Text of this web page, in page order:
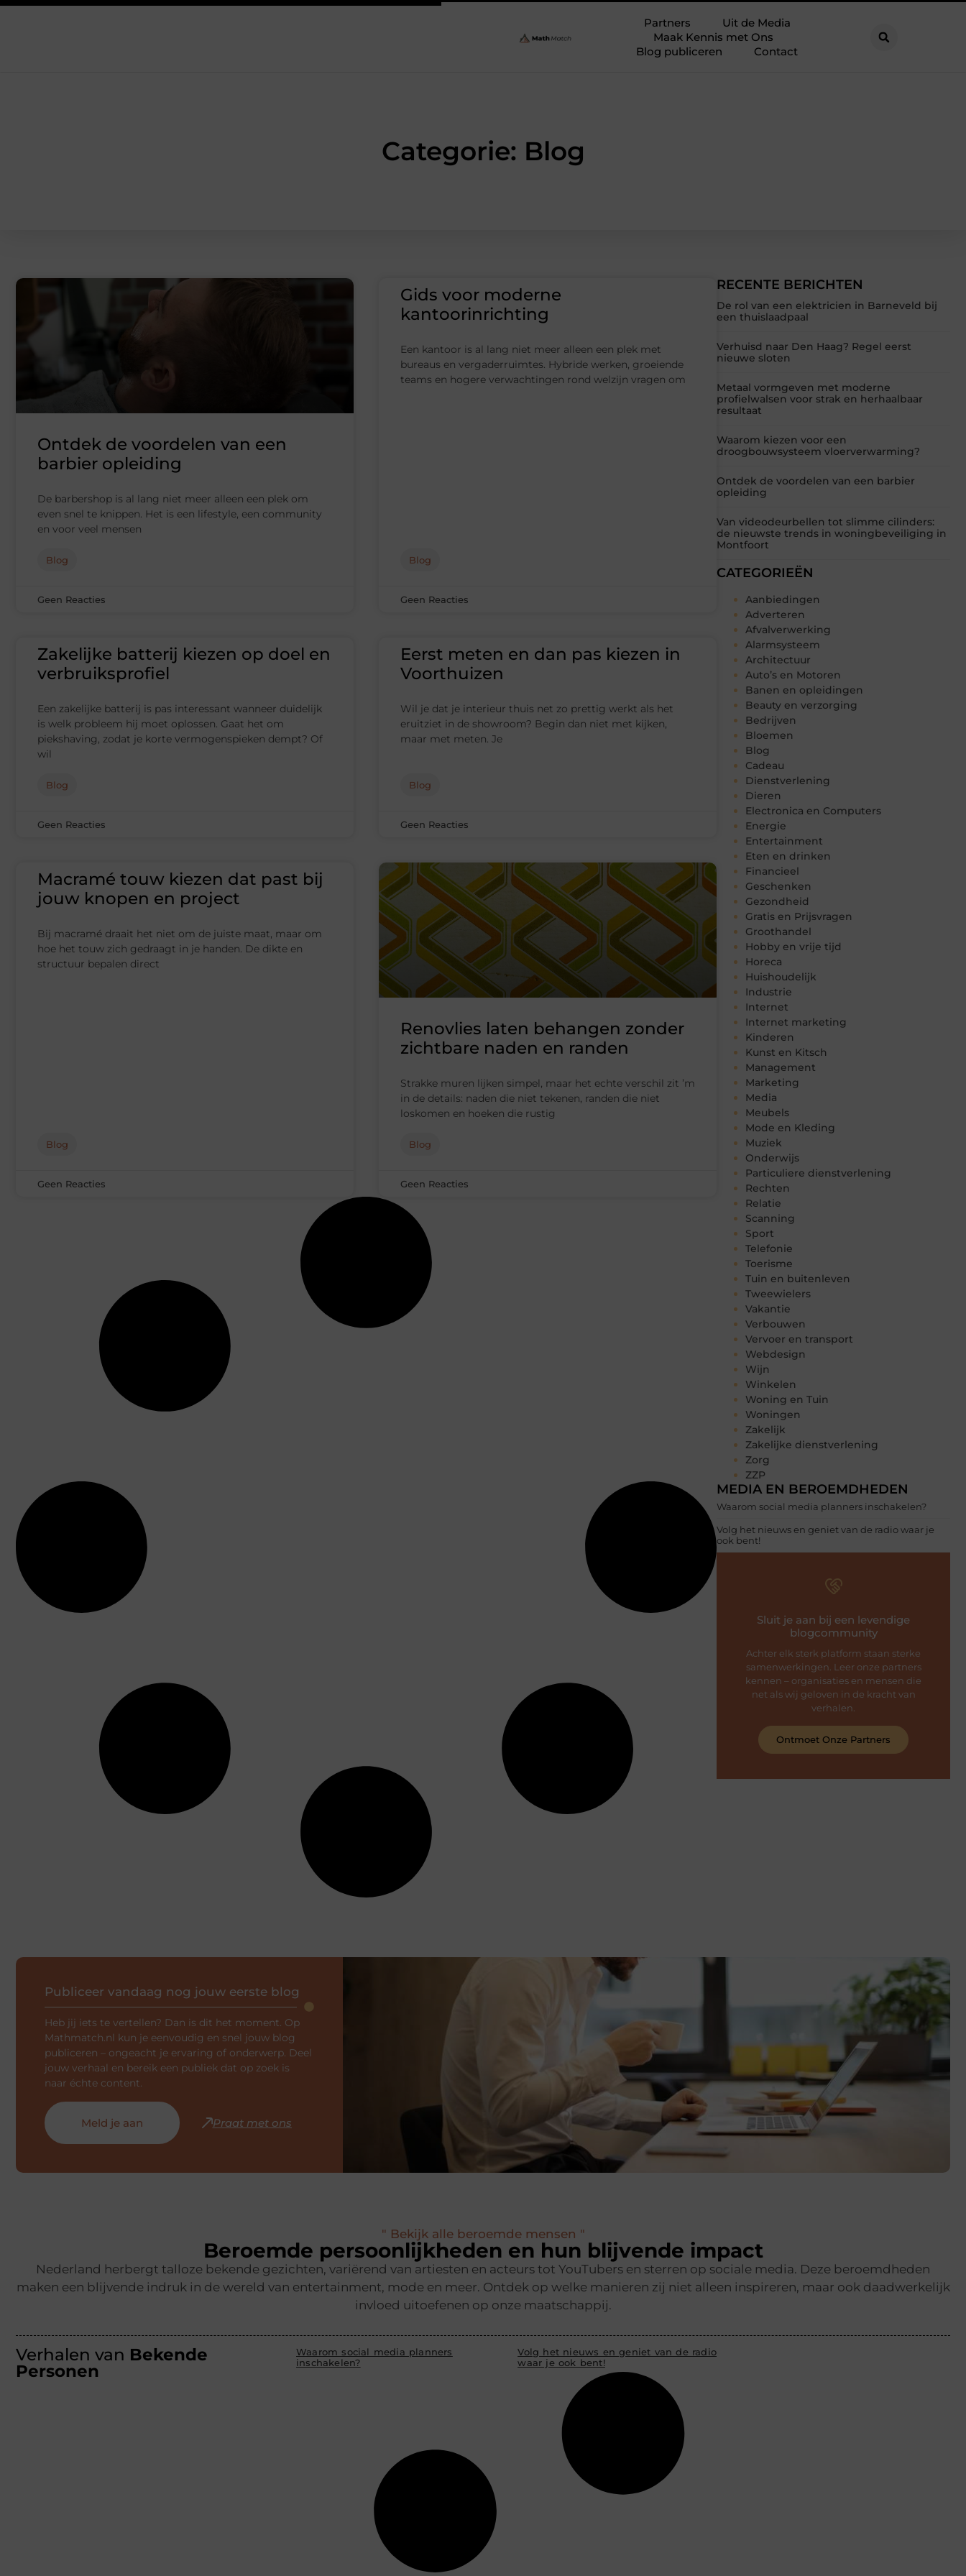
Partners
Uit de Media
Maak Kennis met Ons
Blog publiceren
Contact
Categorie: Blog
RECENTE BERICHTEN
De rol van een elektricien in Barneveld bij
een thuislaadpaal
Verhuisd naar Den Haag? Regel eerst
nieuwe sloten
Metaal vormgeven met moderne
profielwalsen voor strak en herhaalbaar
resultaat
Waarom kiezen voor een
droogbouwsysteem vloerverwarming?
Ontdek de voordelen van een barbier
opleiding
Van videodeurbellen tot slimme cilinders:
de nieuwste trends in woningbeveiliging in
Montfoort
CATEGORIEËN
Aanbiedingen
Adverteren
Afvalverwerking
Alarmsysteem
Architectuur
Auto’s en Motoren
Banen en opleidingen
Beauty en verzorging
Bedrijven
Bloemen
Blog
Cadeau
Dienstverlening
Dieren
Electronica en Computers
Energie
Entertainment
Eten en drinken
Financieel
Geschenken
Gezondheid
Gratis en Prijsvragen
Groothandel
Hobby en vrije tijd
Horeca
Huishoudelijk
Industrie
Internet
Internet marketing
Kinderen
Kunst en Kitsch
Management
Marketing
Media
Meubels
Mode en Kleding
Muziek
Onderwijs
Particuliere dienstverlening
Rechten
Relatie
Scanning
Sport
Telefonie
Toerisme
Tuin en buitenleven
Tweewielers
Vakantie
Verbouwen
Vervoer en transport
Webdesign
Wijn
Winkelen
Woning en Tuin
Woningen
Zakelijk
Zakelijke dienstverlening
Zorg
ZZP
MEDIA EN BEROEMDHEDEN
Waarom social media planners inschakelen?
Volg het nieuws en geniet van de radio waar je
ook bent!
Sluit je aan bij een levendige
blogcommunity
Achter elk sterk platform staan sterke
samenwerkingen. Leer onze partners
kennen – organisaties en mensen die
net als wij geloven in de kracht van
verhalen.
Ontmoet Onze Partners
Ontdek de voordelen van een
barbier opleiding
De barbershop is al lang niet meer alleen een plek om
even snel te knippen. Het is een lifestyle, een community
en voor veel mensen
Blog
Geen Reacties
Gids voor moderne
kantoorinrichting
Een kantoor is al lang niet meer alleen een plek met
bureaus en vergaderruimtes. Hybride werken, groeiende
teams en hogere verwachtingen rond welzijn vragen om
Blog
Geen Reacties
Zakelijke batterij kiezen op doel en
verbruiksprofiel
Een zakelijke batterij is pas interessant wanneer duidelijk
is welk probleem hij moet oplossen. Gaat het om
piekshaving, zodat je korte vermogenspieken dempt? Of
wil
Blog
Geen Reacties
Eerst meten en dan pas kiezen in
Voorthuizen
Wil je dat je interieur thuis net zo prettig werkt als het
eruitziet in de showroom? Begin dan niet met kijken,
maar met meten. Je
Blog
Geen Reacties
Macramé touw kiezen dat past bij
jouw knopen en project
Bij macramé draait het niet om de juiste maat, maar om
hoe het touw zich gedraagt in je handen. De dikte en
structuur bepalen direct
Blog
Geen Reacties
Renovlies laten behangen zonder
zichtbare naden en randen
Strakke muren lijken simpel, maar het echte verschil zit ’m
in de details: naden die niet tekenen, randen die niet
loskomen en hoeken die rustig
Blog
Geen Reacties
Publiceer vandaag nog jouw eerste blog
Heb jij iets te vertellen? Dan is dit het moment. Op
Mathmatch.nl kun je eenvoudig en snel jouw blog
publiceren – ongeacht je ervaring of onderwerp. Deel
jouw verhaal en bereik een publiek dat op zoek is
naar échte content.
Meld je aan Praat met ons
" Bekijk alle beroemde mensen "
Beroemde persoonlijkheden en hun blijvende impact
Nederland herbergt talloze bekende gezichten, variërend van artiesten en acteurs tot YouTubers en sterren op sociale media. Deze beroemdheden
maken een blijvende indruk in de wereld van entertainment, mode en meer. Ontdek op welke manieren zij niet alleen inspireren, maar ook daadwerkelijk
invloed uitoefenen op onze maatschappij.
Verhalen van Bekende
Personen
Waarom social media planners
inschakelen?
Volg het nieuws en geniet van de radio
waar je ook bent!